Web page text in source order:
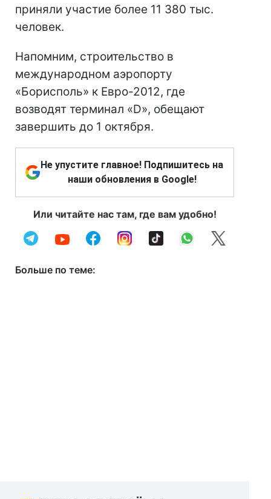
приняли участие более 11 380 тыс.
человек.
Напомним, строительство в
международном аэропорту
«Борисполь» к Евро-2012, где
возводят терминал «D», обещают
завершить до 1 октября.
Не упустите главное! Подпишитесь на
наши обновления в Google!
Или читайте нас там, где вам удобно!
Больше по теме: